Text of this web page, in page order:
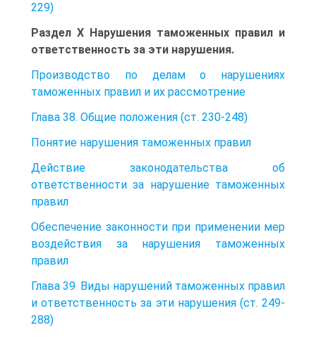
229)
Раздел X Нарушения таможенных правил и
ответственность за эти нарушения.
Производство по делам о нарушениях
таможенных правил и их рассмотрение
Глава 38. Общие положения (ст. 230-248)
Понятие нарушения таможенных правил
Действие законодательства об
ответственности за нарушение таможенных
правил
Обеспечение законности при применении мер
воздействия за нарушения таможенных
правил
Глава 39. Виды нарушений таможенных правил
и ответственность за эти нарушения (ст. 249-
288)